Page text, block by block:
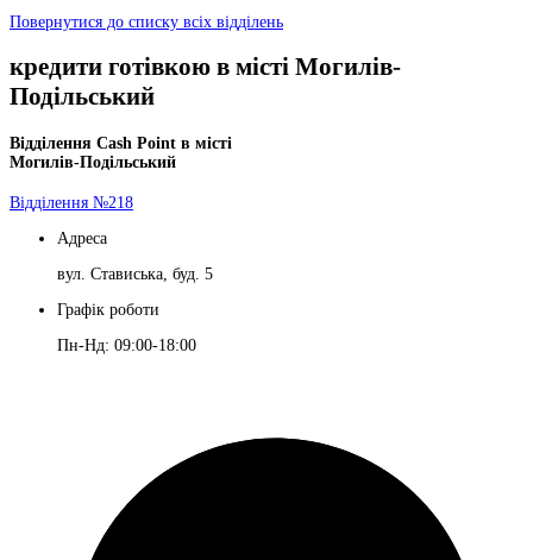
Повернутися до списку всіх відділень
кредити готівкою в місті Могилів-
Подільський
Відділення Cash Point в місті
Могилів-Подільський
Відділення №218
Адреса
вул. Стависька, буд. 5
Графік роботи
Пн-Нд: 09:00-18:00